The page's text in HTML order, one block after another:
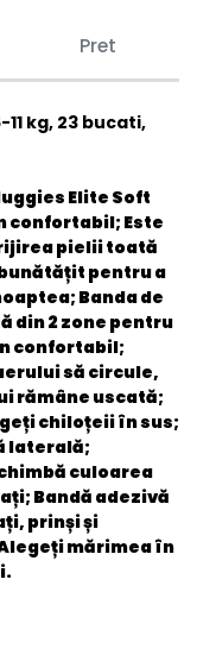
Pret
kg, 23 bucati,
Elite Soft
confortabil; Este
pielii toată
pentru a
Banda de
din 2 zone pentru
confortabil;
să circule,
rămâne uscată;
chiloțeii în sus;
laterală;
culoarea
Bandă adezivă
prinși și
mărimea în